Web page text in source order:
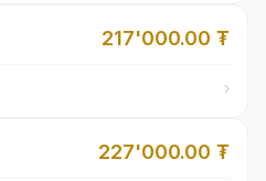
217'000.00 ₮
›
227'000.00 ₮